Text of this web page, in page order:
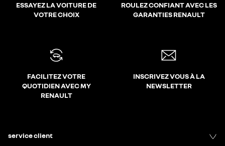
ESSAYEZ LA VOITURE DE
VOTRE CHOIX
ROULEZ CONFIANT AVEC LES
GARANTIES RENAULT
FACILITEZ VOTRE
QUOTIDIEN AVEC MY
RENAULT
INSCRIVEZ VOUS À LA
NEWSLETTER
service client